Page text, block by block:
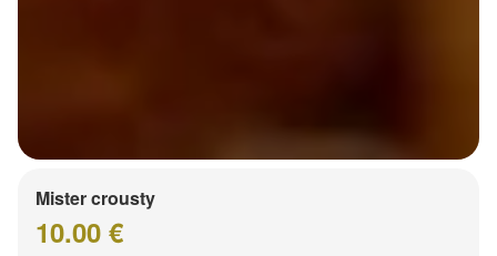
Mister crousty
10.00 €